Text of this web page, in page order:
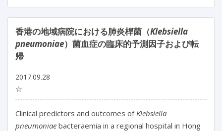
香港の地域病院における肺炎桿菌（Klebsiella
pneumoniae）菌血症の臨床的予測因子および転
帰
2017.09.28
☆
Clinical predictors and outcomes of Klebsiella
pneumoniae bacteraemia in a regional hospital in Hong